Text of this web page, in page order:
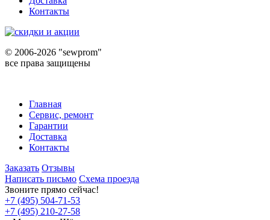
Контакты
© 2006-2026 "sewprom"
все права защищены
Главная
Сервис, ремонт
Гарантии
Доставка
Контакты
Заказать Отзывы
Написать письмо Схема проезда
Звоните прямо сейчас!
+7 (495) 504-71-53
+7 (495) 210-27-58